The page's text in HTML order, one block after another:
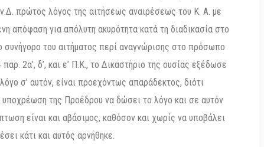
πρώτος λόγος της αιτήσεως αναιρέσεως του Κ. Α. με
απόφαση για απόλυτη ακυρότητα κατά τη διαδικασία στο
συνήγορο του αιτήματος περί αναγνώρισης στο πρόσωπο
2α’, δ’, και ε’ Π.Κ., το Δικαστήριο της ουσίας εξέδωσε
σ’ αυτόν, είναι προεχόντως απαράδεκτος, διότι
της Προέδρου να δώσει το λόγο και σε αυτόν
είναι και αβάσιμος, καθόσον και χωρίς να υποβάλει
κάτι και αυτός αρνήθηκε.